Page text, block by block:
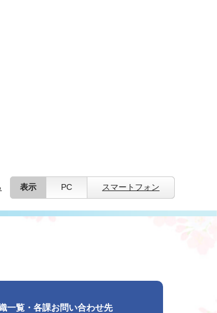
表示 PC スマートフォン
一覧・各課お問い合わせ先